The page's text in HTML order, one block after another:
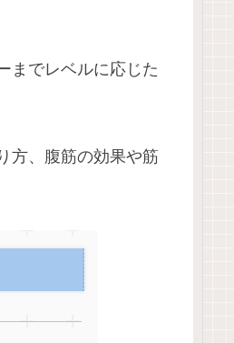
までレベルに応じた
方、腹筋の効果や筋